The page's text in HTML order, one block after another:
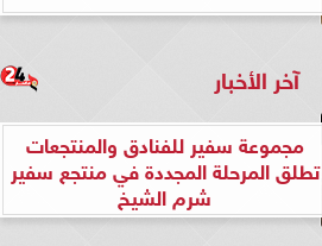
آخر الأخبار
مجموعة سفير للفنادق والمنتجعات
تطلق المرحلة المجددة في منتجع سفير
شرم الشيخ